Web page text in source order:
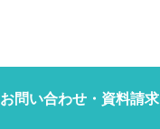
お問い合わせ・資料請求